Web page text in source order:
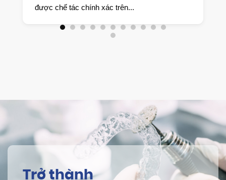
được chế tác chính xác trên...
Trở thành